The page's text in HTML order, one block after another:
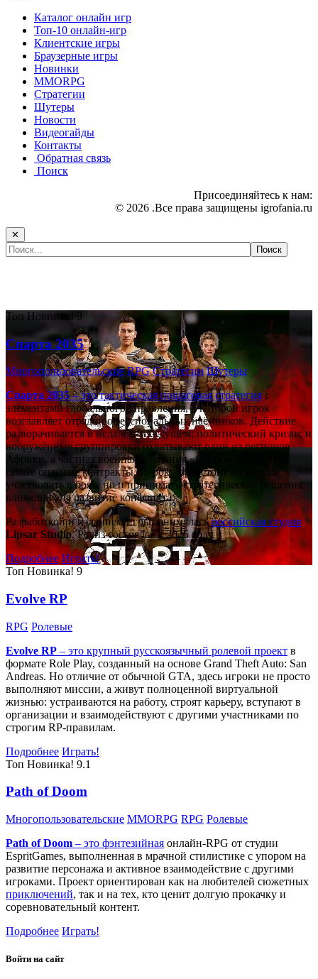
Каталог онлайн игр
Топ-10 онлайн-игр
Клиентские игры
Браузерные игры
Новинки
MMORPG
Стратегии
Шутеры
Новости
Видеогайды
Контакты
Обратная связь
Поиск
Присоединяйтесь к нам:
© 2026 .Все права защищены igrofania.ru
✕
Топ Новинка! 9
Спарта 2035
Многопользовательские RPG Стратегии Шутеры
Спарта 2035– это тактическаяпошаговая стратегияс
элементами глобального управления, в которой игрок
возглавляет отряд профессиональных наёмников. Действие
разворачивается в недалёком будущем: политический кризис и
вооружённые группировки охватывают один из регионов
Африки, а частная военная компания «Спарта» берётся за
самые опасные контракты. Игроку предстоит не только
участвовать в боях, но и принимать стратегические решения,
влияющие на развитие конфликта.
Разработкой и изданием игры занималасьроссийская студия
Lipsar Studio. Релиз состоялся в 2025 году.
Подробнее Играть!
Топ Новинка! 9
Evolve RP
RPG Ролевые
Evolve RP – это крупный русскоязычный ролевой проект в
формате Role Play, созданный на основе Grand Theft Auto: San
Andreas. Но отличие от обычной GTA, здесь игроки не просто
выполняют миссии, а живут полноценной виртуальной
жизнью: устраиваются на работу, строят карьеру, вступают в
организации и взаимодействуют с другими участниками по
строгим RP-правилам.
Подробнее Играть!
Топ Новинка! 9.1
Path of Doom
Многопользовательские MMORPG RPG Ролевые
Path of Doom – это фэнтезийная онлайн-RPG от студии
EspritGames, выполненная в мрачной стилистике с упором на
развитие персонажа и активное взаимодействие с другими
игроками. Проект ориентирован как на любителей сюжетных
приключений, так и на тех, кто ценит долгую прокачку и
соревновательный контент.
Подробнее Играть!
Войти на сайт